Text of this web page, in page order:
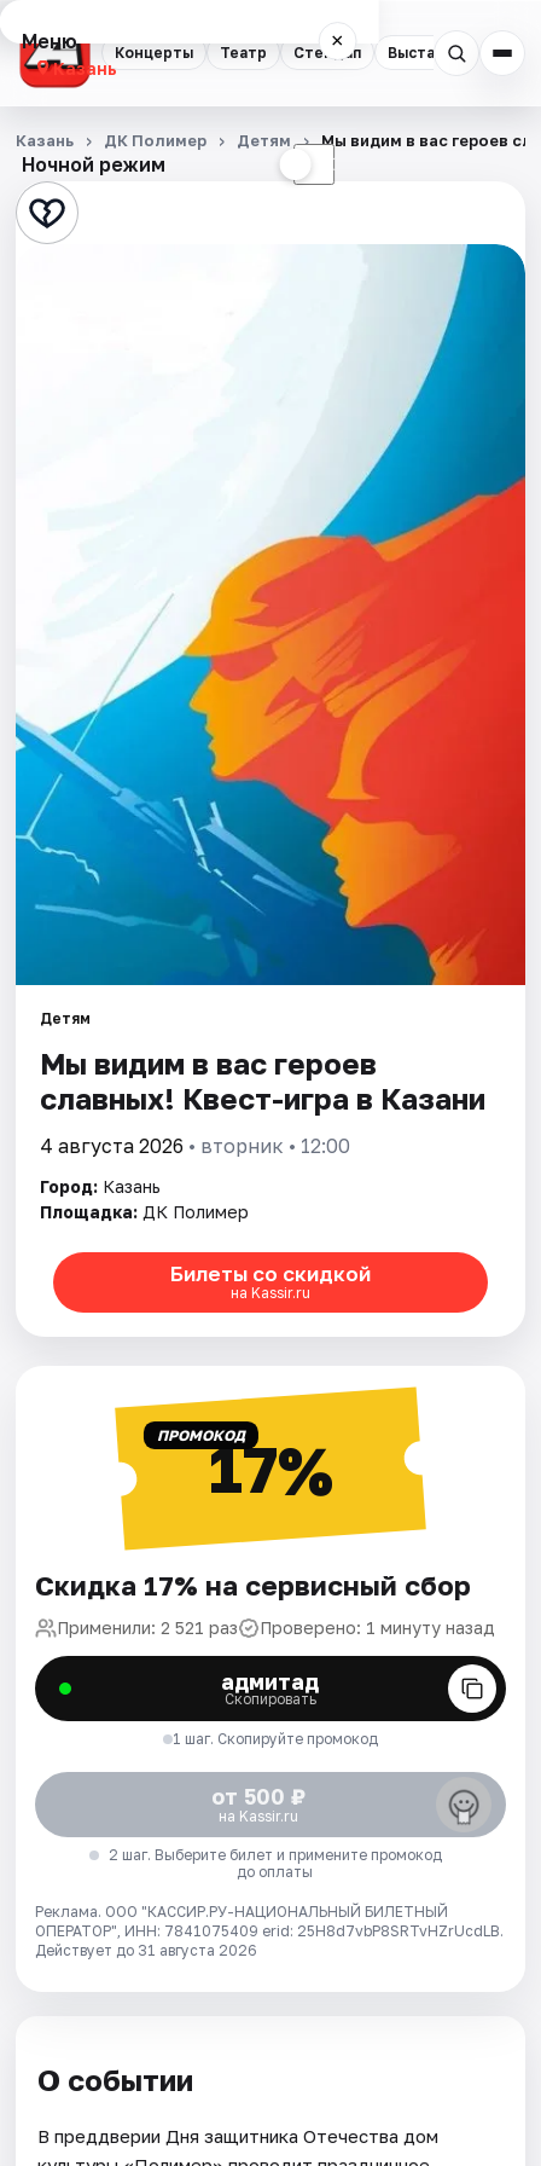
Концерты Театр Стендап Выставки
Меню ×
Казань
Концерты
Театр
Стендап
Площадки
Артисты
Рейтинги
Ночной режим ☾
Казань ДК Полимер Детям Мы видим в вас героев
Детям
Мы видим в вас героев
славных! Квест-игра в Казани
4 августа 2026 • вторник • 12:00
Город: Казань
Площадка: ДК Полимер
Билеты со скидкой
на Kassir.ru
ПРОМОКОД17%
Скидка 17% на сервисный сбор
Применили: 2 521 раз Проверено: 1 минуту назад
адмитад
Скопировать
1 шаг. Скопируйте промокод
от 500 ₽
на Kassir.ru
2 шаг. Выберите билет и примените промокод
до оплаты
Реклама. ООО "КАССИР.РУ-НАЦИОНАЛЬНЫЙ БИЛЕТНЫЙ
ОПЕРАТОР", ИНН: 7841075409 erid: 25H8d7vbP8SRTvHZrUcdLB.
Действует до 31 августа 2026
О событии
В преддверии Дня защитника Отечества дом